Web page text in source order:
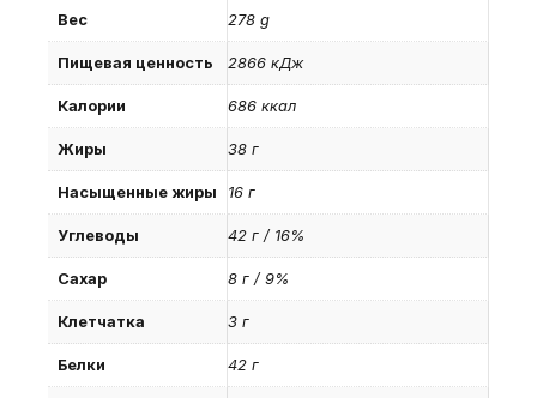
Вес 278 g
Пищевая ценность 2866 кДж
Калории 686 ккал
Жиры 38 г
Насыщенные жиры 16 г
Углеводы 42 г / 16%
Сахар 8 г / 9%
Клетчатка 3 г
Белки 42 г